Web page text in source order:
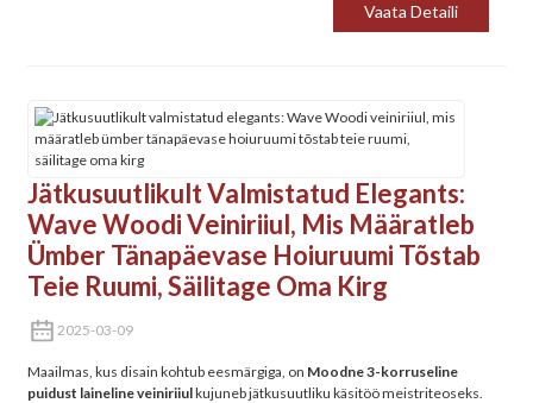
Vaata Detaili
Jätkusuutlikult Valmistatud Elegants:
Wave Woodi Veiniriiul, Mis Määratleb
Ümber Tänapäevase Hoiuruumi‌ Tõstab
Teie Ruumi, Säilitage Oma Kirg
2025-03-09
Maailmas, kus disain kohtub eesmärgiga, on ‌ Moodne 3-korruseline
puidust laineline veiniriiul‌ kujuneb jätkusuutliku käsitöö meistriteoseks.